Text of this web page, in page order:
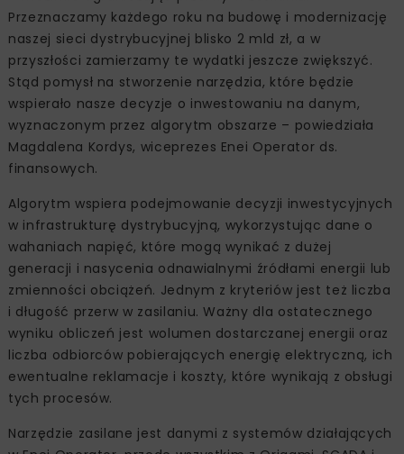
Przeznaczamy każdego roku na budowę i modernizację
naszej sieci dystrybucyjnej blisko 2 mld zł, a w
przyszłości zamierzamy te wydatki jeszcze zwiększyć.
Stąd pomysł na stworzenie narzędzia, które będzie
wspierało nasze decyzje o inwestowaniu na danym,
wyznaczonym przez algorytm obszarze – powiedziała
Magdalena Kordys, wiceprezes Enei Operator ds.
finansowych.
Algorytm wspiera podejmowanie decyzji inwestycyjnych
w infrastrukturę dystrybucyjną, wykorzystując dane o
wahaniach napięć, które mogą wynikać z dużej
generacji i nasycenia odnawialnymi źródłami energii lub
zmienności obciążeń. Jednym z kryteriów jest też liczba
i długość przerw w zasilaniu. Ważny dla ostatecznego
wyniku obliczeń jest wolumen dostarczanej energii oraz
liczba odbiorców pobierających energię elektryczną, ich
ewentualne reklamacje i koszty, które wynikają z obsługi
tych procesów.
Narzędzie zasilane jest danymi z systemów działających